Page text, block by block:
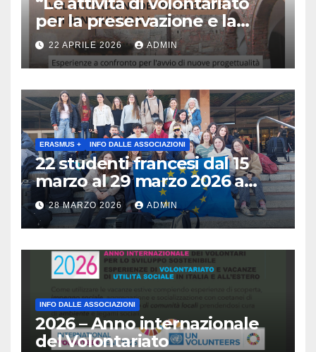
per la preservazione e la
valorizzazione del paesaggio
e dei beni culturali
Esperienze a confronto per
l’avvio di nuove
progettualità – Sabato 2
maggio 2026 ore 10:30 Museo
archeologico di Gavardo (BS)
22 APRILE 2026 ADMIN
ERASMUS + INFO DALLE ASSOCIAZIONI
22 studenti francesi dal 15
marzo al 29 marzo 2026 a
Brescia : Erasmus plus :
Arricchisce la vita, apre la
mente
28 MARZO 2026 ADMIN
INFO DALLE ASSOCIAZIONI
2026 – Anno internazionale
del Volontariato